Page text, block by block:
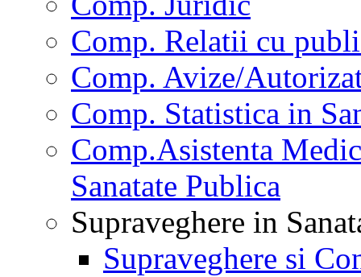
Comp. Relatii cu
Comp. Avize/
Comp. Statistica in
Comp.Asistenta
Sanatate Publica
Supraveghere in
Supraveghere si